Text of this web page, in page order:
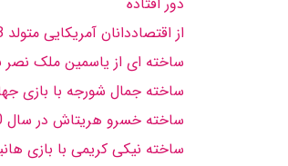
از اقتصاددانان آمریکایی متولد 1918که جایزه نوبل علوم قتصادی را دریافت کرد.
ساخته ای از یاسمین ملک
ساخته جمال شورجه با بازی
ساخته خسرو هریتاش در سال 1350 با بازی زهرا حاتمی و سیامک دولتشاهی
ساخته نیکی کریمی با بازی